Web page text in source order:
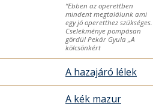
“Ebben az operettben
mindent megtalálunk ami
egy jó operetthez szükséges.
Cselekménye pompásan
gördül Pekár Gyula „A
kölcsönkért
A hazajáró lélek
A kék mazur